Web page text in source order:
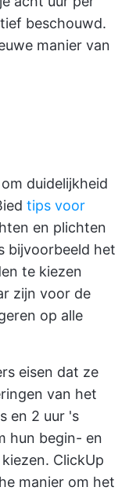
beschouwd.
manier van
duidelijkheid
tips voor
en plichten
bijvoorbeeld het
te kiezen
zijn voor de
op alle
eisen dat ze
van het
en 2 uur 's
hun begin- en
ClickUp
manier om het